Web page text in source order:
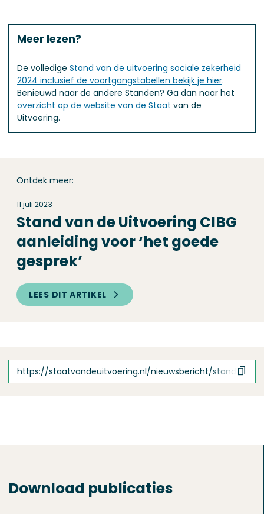
Meer lezen?
De volledige Stand van de uitvoering sociale zekerheid
2024 inclusief de voortgangstabellen bekijk je hier.
Benieuwd naar de andere Standen? Ga dan naar het
overzicht op de website van de Staat van de
Uitvoering.
Ontdek meer:
11 juli 2023
Stand van de Uitvoering CIBG
aanleiding voor ‘het goede
gesprek’
LEES DIT ARTIKEL
https://staatvandeuitvoering.nl/nieuwsbericht/stand-
Download publicaties